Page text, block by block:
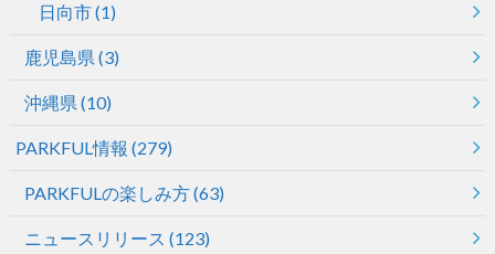
日向市(1)
鹿児島県 (3)
沖縄県 (10)
PARKFUL情報 (279)
PARKFULの楽しみ方(63)
ニュースリリース (123)